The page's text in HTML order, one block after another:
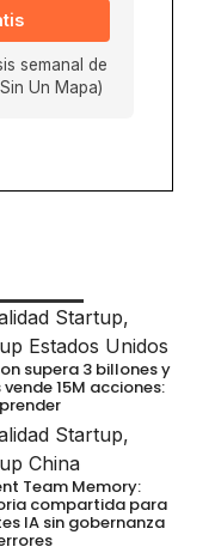
semanal de
Un Mapa)
Startup,
Estados Unidos
supera 3 billones y
vende 15M acciones:
Startup,
China
Team Memory:
compartida para
IA sin gobernanza